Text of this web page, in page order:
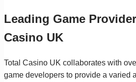
Leading Game
Casino UK
Total Casino UK collaborates with
game developers to provide a varied